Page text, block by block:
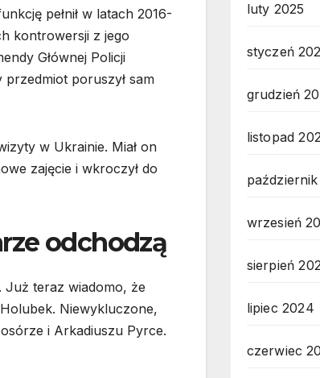
pełnił w latach 2016-
kontrowersji z jego
Głównej Policji
poruszył sam
w Ukrainie. Miał on
zajęcie i wkroczył do
odchodzą
Już teraz wiadomo, że
Niewykluczone,
i Arkadiuszu Pyrce.
luty 2025
styczeń
grudzień
listopad
wrzesień
sierpień
lipiec 2024
czerwiec